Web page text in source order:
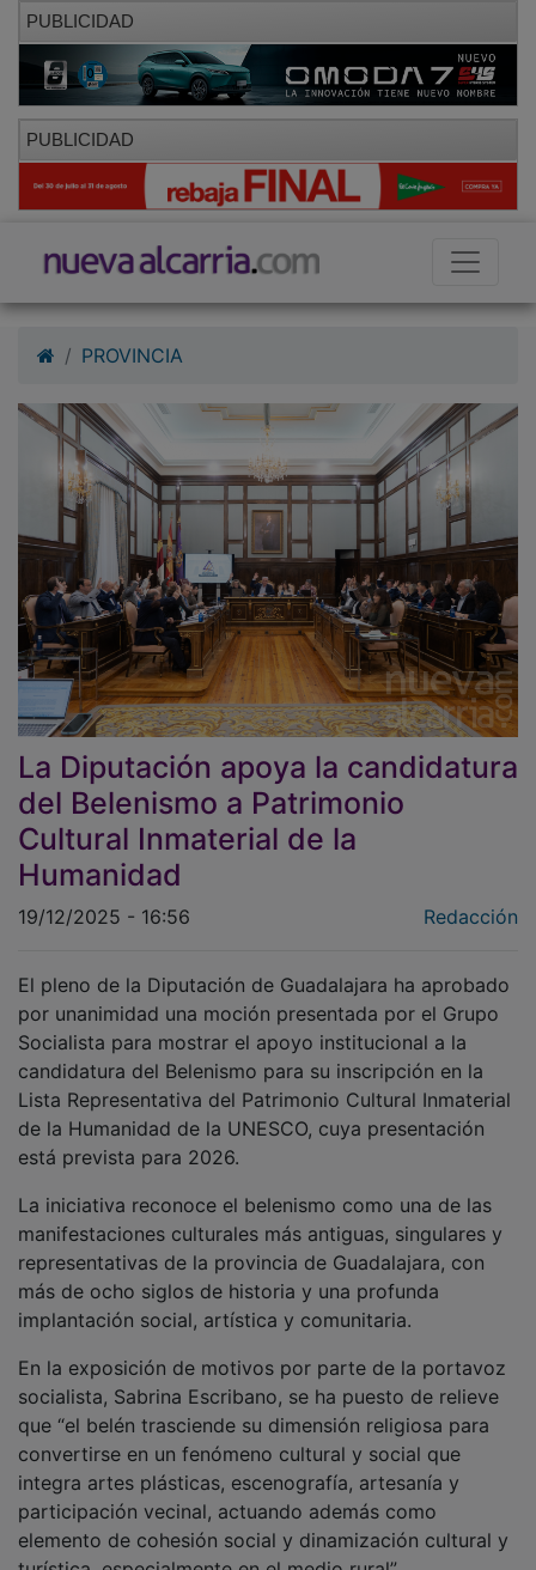
PUBLICIDAD
PUBLICIDAD
La Diputación apoya la candidatura
del Belenismo a Patrimonio
Cultural Inmaterial de la
Humanidad
por unanimidad una moción presentada por el Grupo
Socialista para mostrar el apoyo institucional a la
candidatura del Belenismo para su inscripción en la
Lista Representativa del Patrimonio Cultural Inmaterial
de la Humanidad de la UNESCO, cuya presentación
está prevista para 2026.
manifestaciones culturales más antiguas, singulares y
representativas de la provincia de Guadalajara, con
más de ocho siglos de historia y una profunda
implantación social, artística y comunitaria.
socialista, Sabrina Escribano, se ha puesto de relieve
que “el belén trasciende su dimensión religiosa para
convertirse en un fenómeno cultural y social que
integra artes plásticas, escenografía, artesanía y
participación vecinal, actuando además como
elemento de cohesión social y dinamización cultural y
turística, especialmente en el medio rural”.